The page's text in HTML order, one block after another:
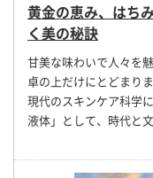
黄金の恵み、はち
く美の秘訣
甘美な味わいで人々を
卓の上だけにとどまり
現代のスキンケア科学
液体」として、時代と